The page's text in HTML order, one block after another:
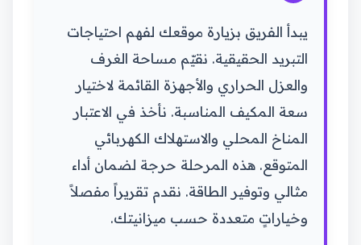
يبدأ الفريق بزيارة موقعك لفهم احتياجات
التبريد الحقيقية. نقيّم مساحة الغرف
والعزل الحراري والأجهزة القائمة لاختيار
سعة المكيف المناسبة. نأخذ في الاعتبار
المناخ المحلي والاستهلاك الكهربائي
المتوقع. هذه المرحلة حرجة لضمان أداء
مثالي وتوفير الطاقة. نقدم تقريراً مفصلاً
وخياراتٍ متعددة حسب ميزانيتك.